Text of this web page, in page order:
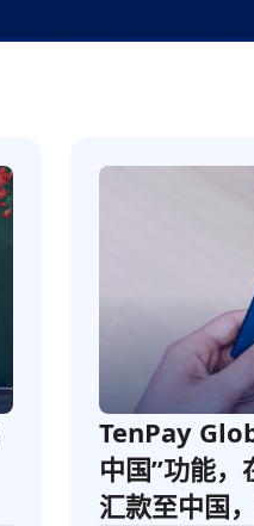
TenPay
中国”功能
汇款至中国